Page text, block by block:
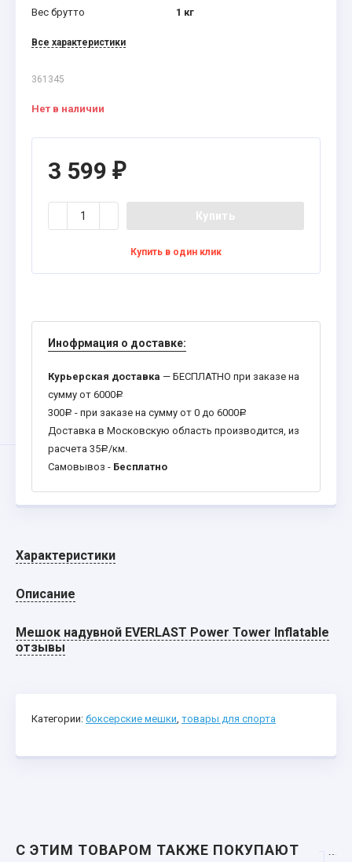
Вес брутто
1 кг
Все характеристики
361345
Нет в наличии
3 599 ₽
Купить
Купить в один клик
Инофрмация о доставке:
Курьерская доставка — БЕСПЛАТНО при заказе на
сумму от 6000Р
300Р - при заказе на сумму от 0 до 6000Р
Доставка в Московскую область производится, из
расчета 35Р/км.
Самовывоз - Бесплатно
Характеристики
Описание
Мешок надувной EVERLAST Power Tower Inflatable
отзывы
Категории: боксерские мешки, товары для спорта
С ЭТИМ ТОВАРОМ ТАКЖЕ ПОКУПАЮТ